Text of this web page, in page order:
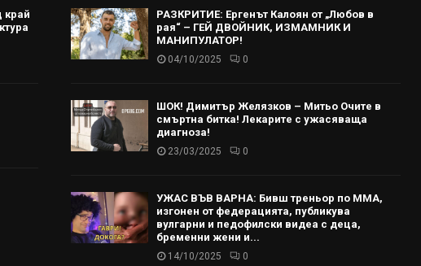
край
РАЗКРИТИЕ: Ергенът Калоян от „Любов в
рая“ – ГЕЙ ДВОЙНИК, ИЗМАМНИК И
МАНИПУЛАТОР!
04/10/2025 0
ШОК! Димитър Желязков – Митьо Очите в
смъртна битка! Лекарите с ужасяваща
диагноза!
23/03/2025 0
УЖАС ВЪВ ВАРНА: Бивш треньор по ММА,
изгонен от федерацията, публикува
вулгарни и педофилски видеа с деца,
бременни жени и...
14/10/2025 0